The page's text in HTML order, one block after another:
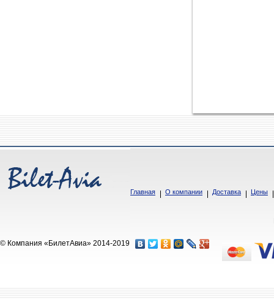
Главная О компании Доставка Цены
© Компания «БилетАвиа» 2014-2019